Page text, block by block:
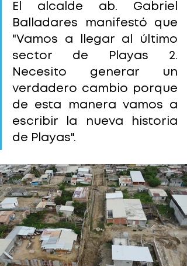
El alcalde ab. Gabriel
Balladares manifestó que
"Vamos a llegar al último
sector de Playas 2.
Necesito generar un
verdadero cambio porque
de esta manera vamos a
escribir la nueva historia
de Playas".